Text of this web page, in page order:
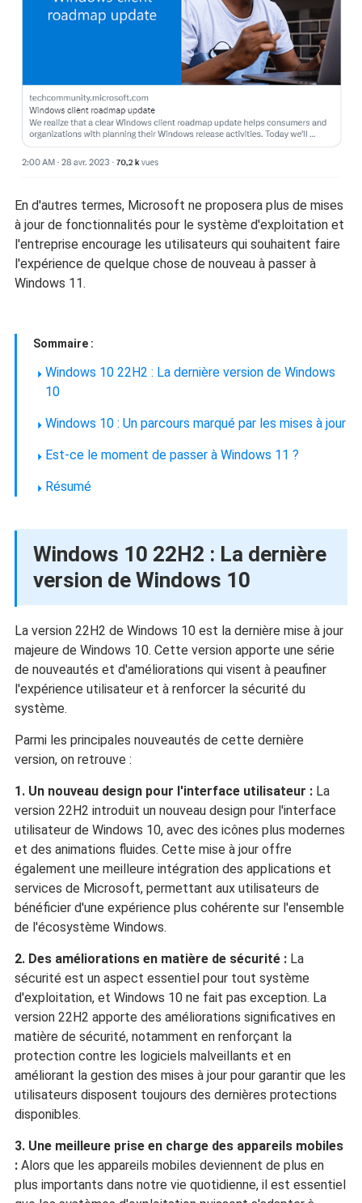
En d'autres termes, Microsoft ne proposera plus de mises
à jour de fonctionnalités pour le système d'exploitation et
l'entreprise encourage les utilisateurs qui souhaitent faire
l'expérience de quelque chose de nouveau à passer à
Windows 11.
Sommaire :
Windows 10 22H2 : La dernière version de Windows
10
Windows 10 : Un parcours marqué par les mises à jour
Est-ce le moment de passer à Windows 11 ?
Résumé
Windows 10 22H2 : La dernière
version de Windows 10
La version 22H2 de Windows 10 est la dernière mise à jour
majeure de Windows 10. Cette version apporte une série
de nouveautés et d'améliorations qui visent à peaufiner
l'expérience utilisateur et à renforcer la sécurité du
système.
Parmi les principales nouveautés de cette dernière
version, on retrouve :
1. Un nouveau design pour l'interface utilisateur :La
version 22H2 introduit un nouveau design pour l'interface
utilisateur de Windows 10, avec des icônes plus modernes
et des animations fluides. Cette mise à jour offre
également une meilleure intégration des applications et
services de Microsoft, permettant aux utilisateurs de
bénéficier d'une expérience plus cohérente sur l'ensemble
de l'écosystème Windows.
2. Des améliorations en matière de sécurité :La
sécurité est un aspect essentiel pour tout système
d'exploitation, et Windows 10 ne fait pas exception. La
version 22H2 apporte des améliorations significatives en
matière de sécurité, notamment en renforçant la
protection contre les logiciels malveillants et en
améliorant la gestion des mises à jour pour garantir que les
utilisateurs disposent toujours des dernières protections
disponibles.
3. Une meilleure prise en charge des appareils mobiles
:Alors que les appareils mobiles deviennent de plus en
plus importants dans notre vie quotidienne, il est essentiel